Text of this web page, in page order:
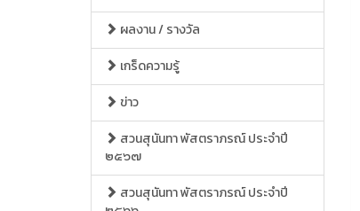
ผลงาน / รางวัล
เกร็ดความรู้
ข่าว
สวนสุนันทา พัสตราภรณ์ ประจำปี
๒๕๖๗
สวนสุนันทา พัสตราภรณ์ ประจำปี